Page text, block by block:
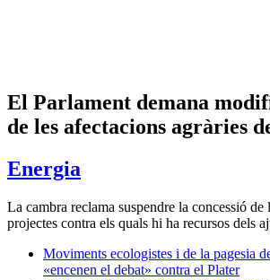
El Parlament demana
de les afectacions agràries
Energia
La cambra reclama suspendre la concessió de
projectes contra els quals hi ha recursos dels
Moviments ecologistes i de la pagesia
«encenen el debat» contra el Plater